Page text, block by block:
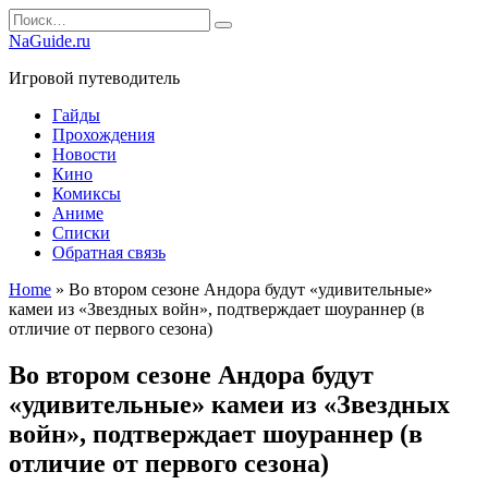
Перейти
к
Search
for:
NaGuide.ru
Игровой путеводитель
Гайды
Прохождения
Новости
Кино
Комиксы
Аниме
Списки
Обратная связь
Home » Во втором сезоне Андора будут «удивительные»
камеи из «Звездных войн», подтверждает шоураннер (в
отличие от первого сезона)
Во втором сезоне Андора будут
«удивительные» камеи из «Звездных
войн», подтверждает шоураннер (в
отличие от первого сезона)